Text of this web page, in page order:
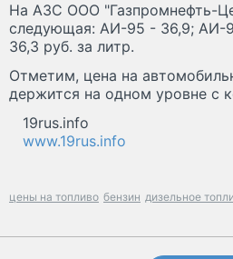
На АЗС ООО "Газпромнефть-
следующая: АИ-95 - 36,9; АИ-
36,3 руб. за литр.
Отметим, цена на
держится на одном уровне с
19rus.info
www.19rus.info
цены на топливо бензин дизельное